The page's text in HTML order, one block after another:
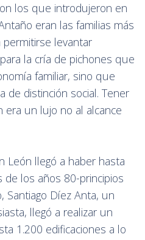
los que introdujeron en
eran las familias más
levantar
la cría de pichones que
familiar, sino que
de distinción social. Tener
era un lujo no al alcance
León llegó a haber hasta
de los años 80-principios
Santiago Díez Anta, un
llegó a realizar un
1.200 edificaciones a lo